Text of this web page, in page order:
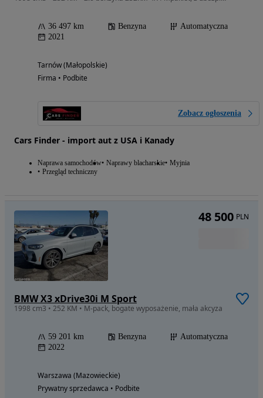
36 497 km Benzyna
Automatyczna
2021
Tarnów (Małopolskie)
Firma • Podbite
Zobacz ogłoszenia
Cars Finder - import aut z USA i Kanady
Naprawa samochodów Naprawy blacharskie Myjnia
Przegląd techniczny
BMW X3 xDrive30i M Sport
1998 cm3 • 252 KM • M-pack, bogate wyposażenie, mała akcyza
59 201 km Benzyna
Automatyczna
2022
Warszawa (Mazowieckie)
Prywatny sprzedawca • Podbite
48 500 PLN